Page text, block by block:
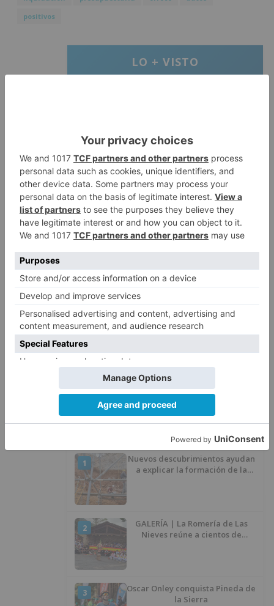
positivos
LO + VISTO
2
Un incendio intencionado
calcina el tobogán del parque
infantil del Barrio del Pilar de
Burgos
3
Seis proyectos de Burgos
recibirán 7,5 millones de euros
para impulsar plantas solares
4
Herido un hombre de 35 años
que iba en silla de ruedas tras
ser atropellado en Burgos
5
"vaciado la hucha" y depende
del Ministerio para sostener las
inversiones
1
Nuevos descubrimientos ayudan
a explicar la formación de la
2
GALERÍA | La Romería de Las
Nieves reúne a cientos de
3
Oscar Onley conquista Pineda de
la Sierra